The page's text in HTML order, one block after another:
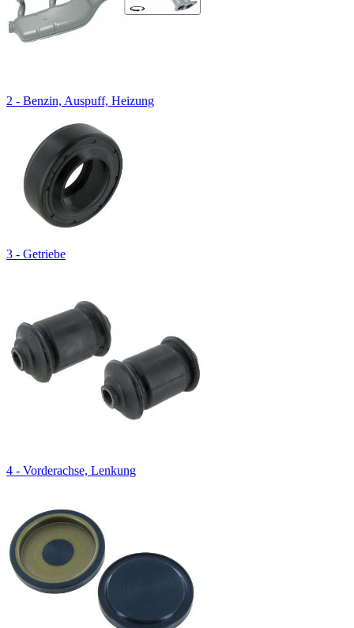
2 - Benzin, Auspuff, Heizung
3 - Getriebe
4 - Vorderachse, Lenkung